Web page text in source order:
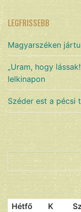
LEGFRISSEBB
Magyarszéken
„Uram, hogy
lelkinapon
Széder est a pécsi
Hétfő K